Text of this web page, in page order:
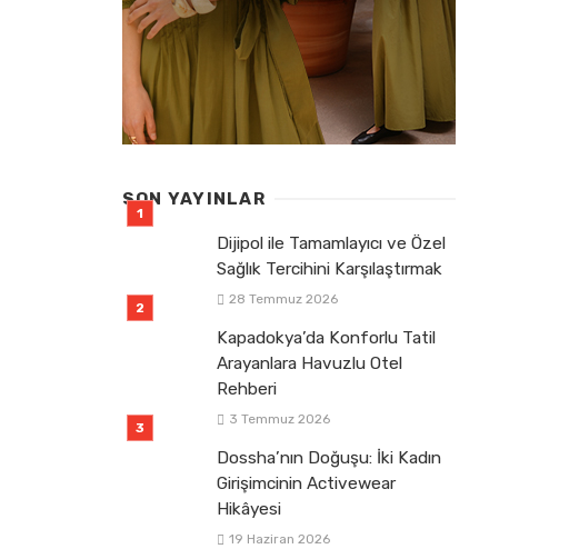
SON YAYINLAR
Dijipol ile Tamamlayıcı ve Özel
Sağlık Tercihini Karşılaştırmak
28 Temmuz 2026
Kapadokya’da Konforlu Tatil
Arayanlara Havuzlu Otel
Rehberi
3 Temmuz 2026
Dossha’nın Doğuşu: İki Kadın
Girişimcinin Activewear
Hikâyesi
19 Haziran 2026